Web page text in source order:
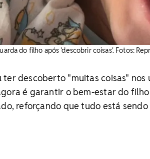
do filho após 'descobrir coisas'. ​Fotos:
descoberto "muitas coisas" nos
é garantir o bem-estar do filho
reforçando que tudo está